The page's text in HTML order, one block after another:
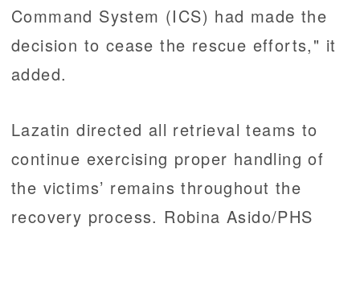
Command System (ICS) had made the
decision to cease the rescue efforts," it
added.
Lazatin directed all retrieval teams to
continue exercising proper handling of
the victims’ remains throughout the
recovery process. Robina Asido/PHS